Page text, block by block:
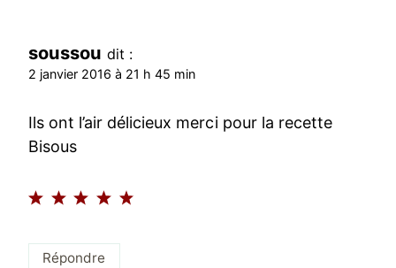
soussou dit :
2 janvier 2016 à 21 h 45 min
Ils ont l’air délicieux merci pour la recette
Bisous
Répondre